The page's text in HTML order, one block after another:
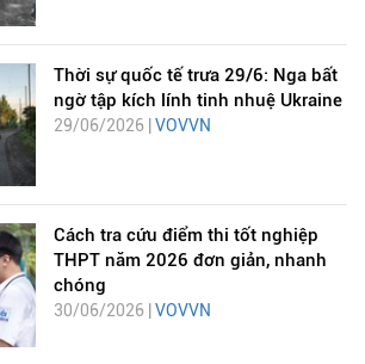
Thời sự quốc tế trưa 29/6: Nga bất
ngờ tập kích lính tinh nhuệ Ukraine
29/06/2026 | VOVVN
Cách tra cứu điểm thi tốt nghiệp
THPT năm 2026 đơn giản, nhanh
chóng
30/06/2026 | VOVVN